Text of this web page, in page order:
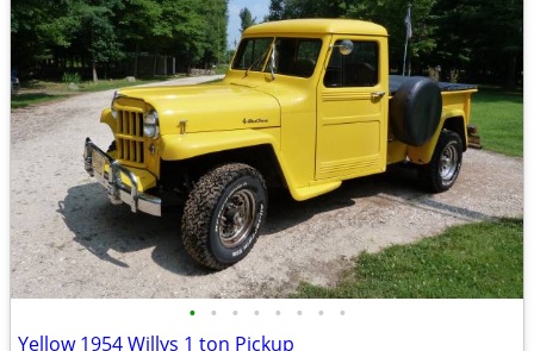
• • • • • • • •
Yellow 1954 Willys 1 ton Pickup